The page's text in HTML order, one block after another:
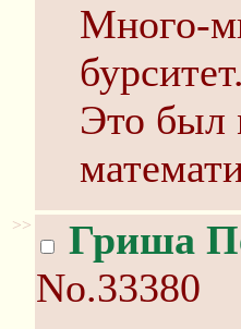
Много-
бурситет.
Это был
>> Гриша
No.33380